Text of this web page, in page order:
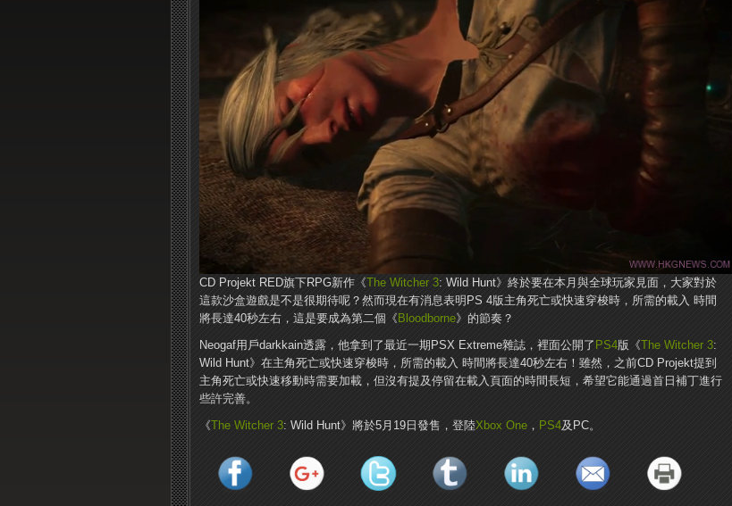
CD Projekt RED旗下RPG新作《The Witcher 3: Wild Hunt》終於要在本月與全球玩家見面，大家對於
這款沙盒遊戲是不是很期待呢？然而現在有消息表明PS 4版主角死亡或快速穿梭時，所需的載入 ​​時間
將長達40秒左右，這是要成為第二個《 Bloodborne》的節奏？
Neogaf用戶darkkain透露，他拿到了最近一期PSX Extreme雜誌，裡面公開了 PS4版《The Witcher 3:
Wild Hunt》在主角死亡或快速穿梭時，所需的載入 ​​時間將長達40秒左右！雖然，之前CD Projekt提到
主角死亡或快速移動時需要加載，但沒有提及停留在載入頁面的時間長短，希望它能通過首日補丁進行
些許完善。
《The Witcher 3: Wild Hunt》將於5月19日發售，登陸Xbox One ， PS4及PC。